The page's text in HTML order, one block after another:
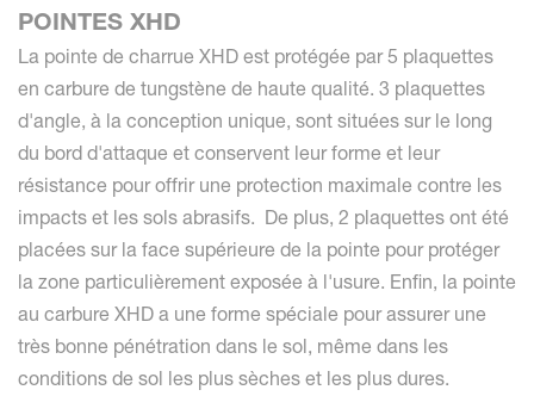
POINTES XHD
La pointe de charrue XHD est protégée par 5 plaquettes
en carbure de tungstène de haute qualité. 3 plaquettes
d'angle, à la conception unique, sont situées sur le long
du bord d'attaque et conservent leur forme et leur
résistance pour offrir une protection maximale contre les
impacts et les sols abrasifs. De plus, 2 plaquettes ont été
placées sur la face supérieure de la pointe pour protéger
la zone particulièrement exposée à l'usure. Enfin, la pointe
au carbure XHD a une forme spéciale pour assurer une
très bonne pénétration dans le sol, même dans les
conditions de sol les plus sèches et les plus dures.